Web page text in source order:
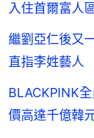
入住首爾富人
繼劉亞仁後又
直指李姓藝人
BLACKPINK
價高達千億韓